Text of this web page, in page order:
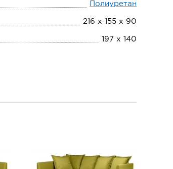
Полиуретан
216 х 155 х 90
197 х 140